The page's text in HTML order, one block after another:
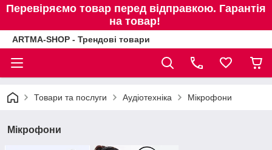
Перевіряємо товар перед відправкою. Гарантія
на товар!
ARTMA-SHOP - Трендові товари
Товари та послуги Аудіотехніка Мікрофони
Мікрофони